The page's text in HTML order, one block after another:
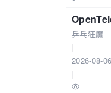
乒乓狂魔
2026-08-06